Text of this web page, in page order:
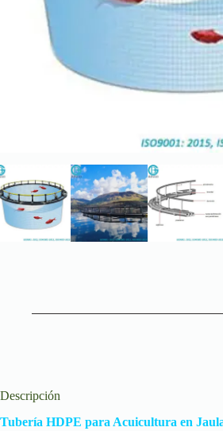
Descripción
Tubería HDPE para Acuicultura en